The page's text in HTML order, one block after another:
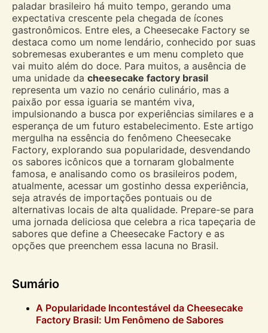
paladar brasileiro há muito tempo, gerando uma
expectativa crescente pela chegada de ícones
gastronômicos. Entre eles, a Cheesecake Factory se
destaca como um nome lendário, conhecido por suas
sobremesas exuberantes e um menu completo que
vai muito além do doce. Para muitos, a ausência de
uma unidade da cheesecake factory brasil
representa um vazio no cenário culinário, mas a
paixão por essa iguaria se mantém viva,
impulsionando a busca por experiências similares e a
esperança de um futuro estabelecimento. Este artigo
mergulha na essência do fenômeno Cheesecake
Factory, explorando sua popularidade, desvendando
os sabores icônicos que a tornaram globalmente
famosa, e analisando como os brasileiros podem,
atualmente, acessar um gostinho dessa experiência,
seja através de importações pontuais ou de
alternativas locais de alta qualidade. Prepare-se para
uma jornada deliciosa que celebra a rica tapeçaria de
sabores que define a Cheesecake Factory e as
opções que preenchem essa lacuna no Brasil.
Sumário
A Popularidade Incontestável da Cheesecake
Factory Brasil: Um Fenômeno de Sabores